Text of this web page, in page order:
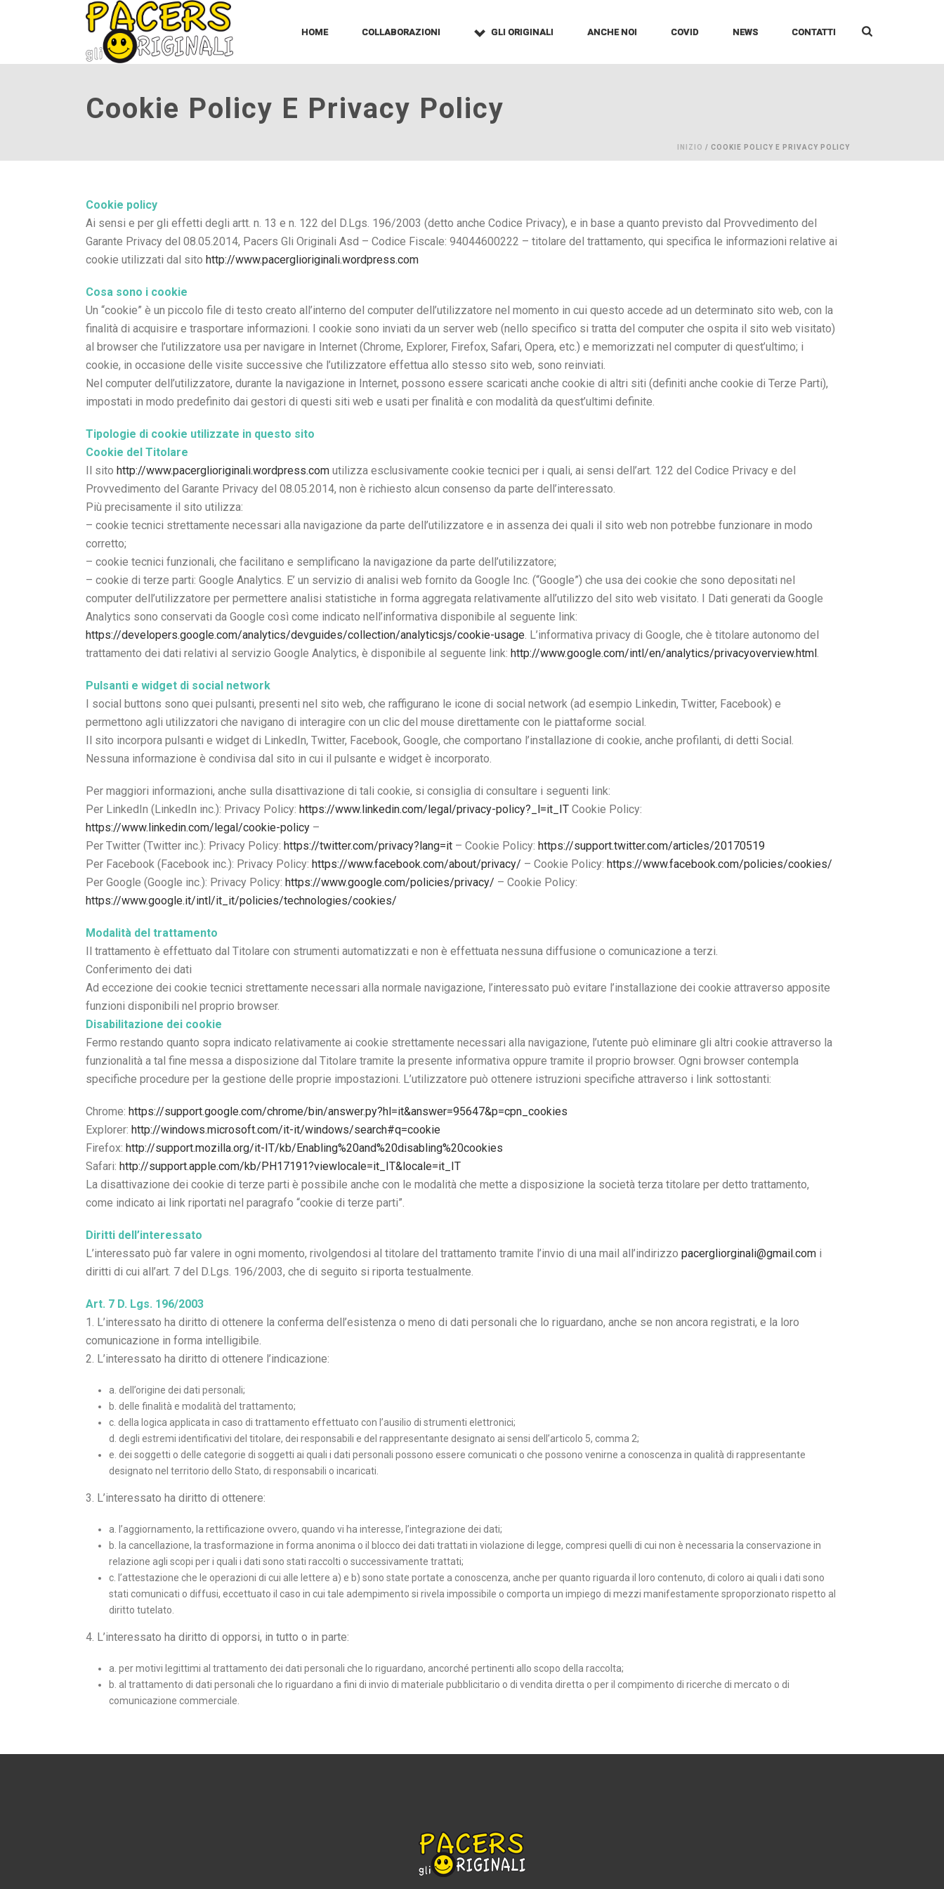
HOME COLLABORAZIONI GLI ORIGINALI ANCHE NOI COVID NEWS CONTATTI
Cookie Policy E Privacy Policy
INIZIO / COOKIE POLICY E PRIVACY POLICY
Cookie policy
Ai sensi e per gli effetti degli artt. n. 13 e n. 122 del D.Lgs. 196/2003 (detto anche Codice Privacy), e in base a quanto previsto dal Provvedimento del
Garante Privacy del 08.05.2014, Pacers Gli Originali Asd – Codice Fiscale: 94044600222 – titolare del trattamento, qui specifica le informazioni relative ai
cookie utilizzati dal sito http://www.pacerglioriginali.wordpress.com
Cosa sono i cookie
Un “cookie” è un piccolo file di testo creato all’interno del computer dell’utilizzatore nel momento in cui questo accede ad un determinato sito web, con la
finalità di acquisire e trasportare informazioni. I cookie sono inviati da un server web (nello specifico si tratta del computer che ospita il sito web visitato)
al browser che l’utilizzatore usa per navigare in Internet (Chrome, Explorer, Firefox, Safari, Opera, etc.) e memorizzati nel computer di quest’ultimo; i
cookie, in occasione delle visite successive che l’utilizzatore effettua allo stesso sito web, sono reinviati.
Nel computer dell’utilizzatore, durante la navigazione in Internet, possono essere scaricati anche cookie di altri siti (definiti anche cookie di Terze Parti),
impostati in modo predefinito dai gestori di questi siti web e usati per finalità e con modalità da quest’ultimi definite.
Tipologie di cookie utilizzate in questo sito
Cookie del Titolare
Il sito http://www.pacerglioriginali.wordpress.com utilizza esclusivamente cookie tecnici per i quali, ai sensi dell’art. 122 del Codice Privacy e del
Provvedimento del Garante Privacy del 08.05.2014, non è richiesto alcun consenso da parte dell’interessato.
Più precisamente il sito utilizza:
– cookie tecnici strettamente necessari alla navigazione da parte dell’utilizzatore e in assenza dei quali il sito web non potrebbe funzionare in modo
corretto;
– cookie tecnici funzionali, che facilitano e semplificano la navigazione da parte dell’utilizzatore;
– cookie di terze parti: Google Analytics. E’ un servizio di analisi web fornito da Google Inc. (“Google”) che usa dei cookie che sono depositati nel
computer dell’utilizzatore per permettere analisi statistiche in forma aggregata relativamente all’utilizzo del sito web visitato. I Dati generati da Google
Analytics sono conservati da Google così come indicato nell’informativa disponibile al seguente link:
https://developers.google.com/analytics/devguides/collection/analyticsjs/cookie-usage. L’informativa privacy di Google, che è titolare autonomo del
trattamento dei dati relativi al servizio Google Analytics, è disponibile al seguente link: http://www.google.com/intl/en/analytics/privacyoverview.html.
Pulsanti e widget di social network
I social buttons sono quei pulsanti, presenti nel sito web, che raffigurano le icone di social network (ad esempio Linkedin, Twitter, Facebook) e
permettono agli utilizzatori che navigano di interagire con un clic del mouse direttamente con le piattaforme social.
Il sito incorpora pulsanti e widget di LinkedIn, Twitter, Facebook, Google, che comportano l’installazione di cookie, anche profilanti, di detti Social.
Nessuna informazione è condivisa dal sito in cui il pulsante e widget è incorporato.
Per maggiori informazioni, anche sulla disattivazione di tali cookie, si consiglia di consultare i seguenti link:
Per LinkedIn (LinkedIn inc.): Privacy Policy: https://www.linkedin.com/legal/privacy-policy?_l=it_IT Cookie Policy:
https://www.linkedin.com/legal/cookie-policy –
Per Twitter (Twitter inc.): Privacy Policy: https://twitter.com/privacy?lang=it – Cookie Policy: https://support.twitter.com/articles/20170519
Per Facebook (Facebook inc.): Privacy Policy: https://www.facebook.com/about/privacy/ – Cookie Policy: https://www.facebook.com/policies/cookies/
Per Google (Google inc.): Privacy Policy: https://www.google.com/policies/privacy/ – Cookie Policy:
https://www.google.it/intl/it_it/policies/technologies/cookies/
Modalità del trattamento
Il trattamento è effettuato dal Titolare con strumenti automatizzati e non è effettuata nessuna diffusione o comunicazione a terzi.
Conferimento dei dati
Ad eccezione dei cookie tecnici strettamente necessari alla normale navigazione, l’interessato può evitare l’installazione dei cookie attraverso apposite
funzioni disponibili nel proprio browser.
Disabilitazione dei cookie
Fermo restando quanto sopra indicato relativamente ai cookie strettamente necessari alla navigazione, l’utente può eliminare gli altri cookie attraverso la
funzionalità a tal fine messa a disposizione dal Titolare tramite la presente informativa oppure tramite il proprio browser. Ogni browser contempla
specifiche procedure per la gestione delle proprie impostazioni. L’utilizzatore può ottenere istruzioni specifiche attraverso i link sottostanti:
Chrome: https://support.google.com/chrome/bin/answer.py?hl=it&answer=95647&p=cpn_cookies
Explorer: http://windows.microsoft.com/it-it/windows/search#q=cookie
Firefox: http://support.mozilla.org/it-IT/kb/Enabling%20and%20disabling%20cookies
Safari: http://support.apple.com/kb/PH17191?viewlocale=it_IT&locale=it_IT
La disattivazione dei cookie di terze parti è possibile anche con le modalità che mette a disposizione la società terza titolare per detto trattamento,
come indicato ai link riportati nel paragrafo “cookie di terze parti”.
Diritti dell’interessato
L’interessato può far valere in ogni momento, rivolgendosi al titolare del trattamento tramite l’invio di una mail all’indirizzo pacergliorginali@gmail.com i
diritti di cui all’art. 7 del D.Lgs. 196/2003, che di seguito si riporta testualmente.
Art. 7 D. Lgs. 196/2003
1. L’interessato ha diritto di ottenere la conferma dell’esistenza o meno di dati personali che lo riguardano, anche se non ancora registrati, e la loro
comunicazione in forma intelligibile.
2. L’interessato ha diritto di ottenere l’indicazione:
a. dell’origine dei dati personali;
b. delle finalità e modalità del trattamento;
c. della logica applicata in caso di trattamento effettuato con l’ausilio di strumenti elettronici;
d. degli estremi identificativi del titolare, dei responsabili e del rappresentante designato ai sensi dell’articolo 5, comma 2;
e. dei soggetti o delle categorie di soggetti ai quali i dati personali possono essere comunicati o che possono venirne a conoscenza in qualità di rappresentante
designato nel territorio dello Stato, di responsabili o incaricati.
3. L’interessato ha diritto di ottenere:
a. l’aggiornamento, la rettificazione ovvero, quando vi ha interesse, l’integrazione dei dati;
b. la cancellazione, la trasformazione in forma anonima o il blocco dei dati trattati in violazione di legge, compresi quelli di cui non è necessaria la conservazione in
relazione agli scopi per i quali i dati sono stati raccolti o successivamente trattati;
c. l’attestazione che le operazioni di cui alle lettere a) e b) sono state portate a conoscenza, anche per quanto riguarda il loro contenuto, di coloro ai quali i dati sono
stati comunicati o diffusi, eccettuato il caso in cui tale adempimento si rivela impossibile o comporta un impiego di mezzi manifestamente sproporzionato rispetto al
diritto tutelato.
4. L’interessato ha diritto di opporsi, in tutto o in parte:
a. per motivi legittimi al trattamento dei dati personali che lo riguardano, ancorché pertinenti allo scopo della raccolta;
b. al trattamento di dati personali che lo riguardano a fini di invio di materiale pubblicitario o di vendita diretta o per il compimento di ricerche di mercato o di
comunicazione commerciale.